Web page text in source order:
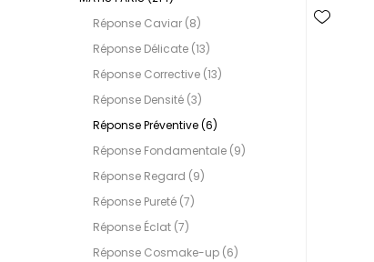
Réponse Caviar (8)
Réponse Délicate (13)
Réponse Corrective (13)
Réponse Densité (3)
Réponse Préventive (6)
Réponse Fondamentale (9)
Réponse Regard (9)
Réponse Pureté (7)
Réponse Éclat (7)
Réponse Cosmake-up (6)